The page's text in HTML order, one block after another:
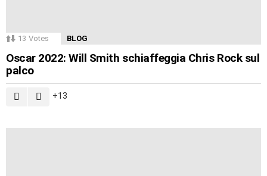
13 Votes BLOG
Oscar 2022: Will Smith schiaffeggia Chris Rock sul
palco
13